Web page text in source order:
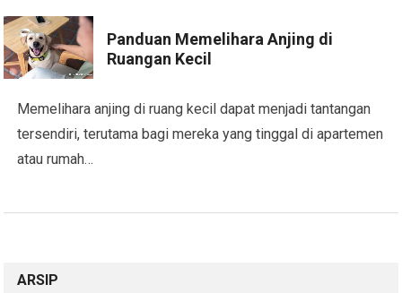
Panduan Memelihara Anjing di
Ruangan Kecil
Memelihara anjing di ruang kecil dapat menjadi tantangan
tersendiri, terutama bagi mereka yang tinggal di apartemen
atau rumah…
ARSIP